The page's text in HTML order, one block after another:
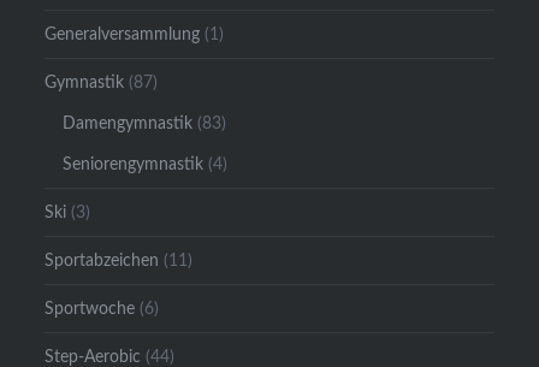
Generalversammlung (1)
Gymnastik (87)
Damengymnastik (83)
Seniorengymnastik (4)
Ski (3)
Sportabzeichen (11)
Sportwoche (6)
Step-Aerobic (44)